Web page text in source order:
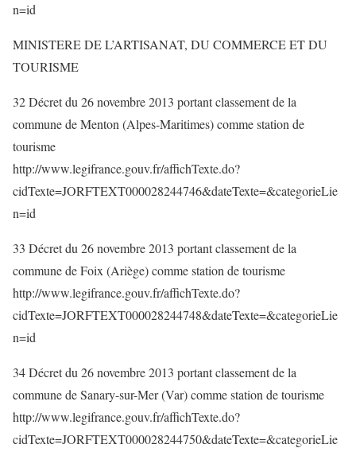
n=id
MINISTERE DE L’ARTISANAT, DU COMMERCE ET DU
TOURISME
32 Décret du 26 novembre 2013 portant classement de la
commune de Menton (Alpes-Maritimes) comme station de
tourisme
http://www.legifrance.gouv.fr/affichTexte.do?
cidTexte=JORFTEXT000028244746&dateTexte=&categorieLie
n=id
33 Décret du 26 novembre 2013 portant classement de la
commune de Foix (Ariège) comme station de tourisme
http://www.legifrance.gouv.fr/affichTexte.do?
cidTexte=JORFTEXT000028244748&dateTexte=&categorieLie
n=id
34 Décret du 26 novembre 2013 portant classement de la
commune de Sanary-sur-Mer (Var) comme station de tourisme
http://www.legifrance.gouv.fr/affichTexte.do?
cidTexte=JORFTEXT000028244750&dateTexte=&categorieLie